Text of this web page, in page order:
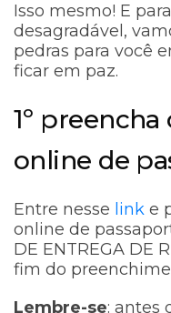
Isso mesmo! E
desagradável,
pedras para você
ficar em paz.
1º
online de
Entre nesse link e
online de
DE ENTREGA DE
fim do
Lembre-se: antes